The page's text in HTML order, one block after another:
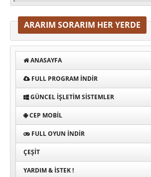
ARARIM SORARIM HER YERDE
ANASAYFA
FULL PROGRAM INDIR
GÜNCEL İŞLETIM SISTEMLER
CEP MOBIL
FULL OYUN İNDIR
ÇEŞIT
YARDIM & İSTEK !